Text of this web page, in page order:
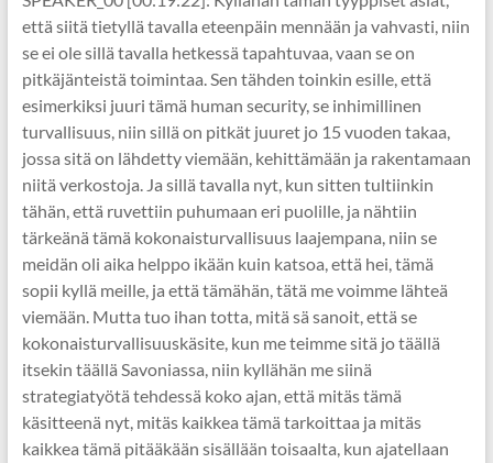
että siitä tietyllä tavalla eteenpäin mennään ja vahvasti, niin
se ei ole sillä tavalla hetkessä tapahtuvaa, vaan se on
pitkäjänteistä toimintaa. Sen tähden toinkin esille, että
esimerkiksi juuri tämä human security, se inhimillinen
turvallisuus, niin sillä on pitkät juuret jo 15 vuoden takaa,
jossa sitä on lähdetty viemään, kehittämään ja rakentamaan
niitä verkostoja. Ja sillä tavalla nyt, kun sitten tultiinkin
tähän, että ruvettiin puhumaan eri puolille, ja nähtiin
tärkeänä tämä kokonaisturvallisuus laajempana, niin se
meidän oli aika helppo ikään kuin katsoa, että hei, tämä
sopii kyllä meille, ja että tämähän, tätä me voimme lähteä
viemään. Mutta tuo ihan totta, mitä sä sanoit, että se
kokonaisturvallisuuskäsite, kun me teimme sitä jo täällä
itsekin täällä Savoniassa, niin kyllähän me siinä
strategiatyötä tehdessä koko ajan, että mitäs tämä
käsitteenä nyt, mitäs kaikkea tämä tarkoittaa ja mitäs
kaikkea tämä pitääkään sisällään toisaalta, kun ajatellaan